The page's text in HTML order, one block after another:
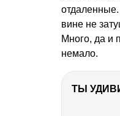
вине не
Много, да и
немало.